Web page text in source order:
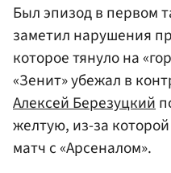
Был эпизод в первом
заметил нарушения
которое тянуло на
«Зенит» убежал в
Алексей Березуцкий
желтую, из-за
матч с «Арсеналом».